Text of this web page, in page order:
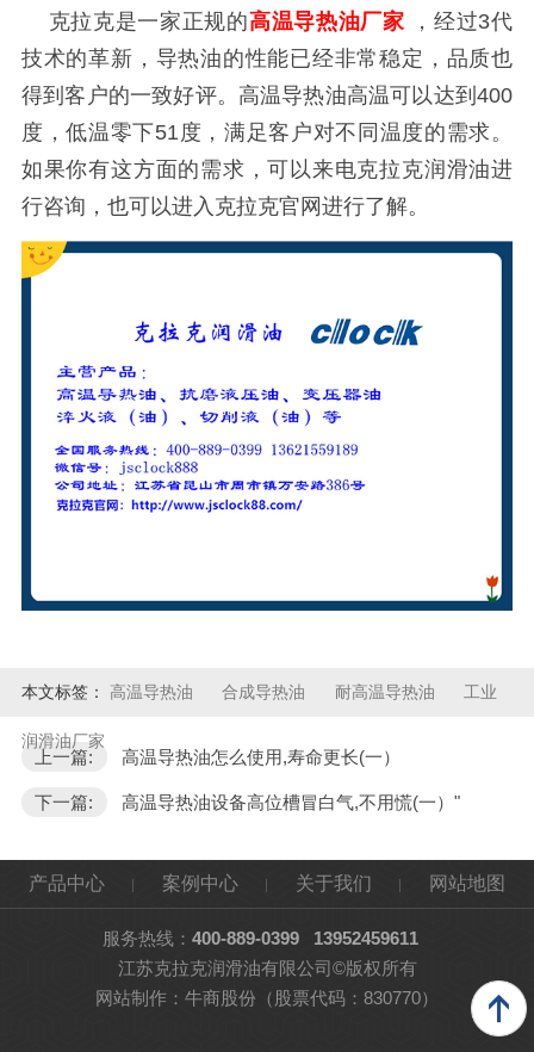
克拉克是一家正规的高温导热油厂家 ，经过3代
技术的革新，导热油的性能已经非常稳定，品质也
得到客户的一致好评。高温导热油高温可以达到400
度，低温零下51度，满足客户对不同温度的需求。
如果你有这方面的需求，可以来电克拉克润滑油进
行咨询，也可以进入克拉克官网进行了解。
本文标签： 高温导热油 合成导热油 耐高温导热油 工业
润滑油厂家
上一篇: 高温导热油怎么使用,寿命更长(一）
下一篇: 高温导热油设备高位槽冒白气,不用慌(一）"
产品中心 案例中心 关于我们 网站地图
服务热线： 400-889-0399
13952459611
江苏克拉克润滑油有限公司©版权所有
网站制作： 牛商股份 （股票代码：830770）